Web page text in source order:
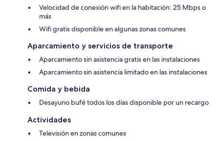
Velocidad de conexión wifi en la habitación: 25 Mbps o
más
Wifi gratis disponible en algunas zonas comunes
Aparcamiento y servicios de transporte
Aparcamiento sin asistencia gratis en las instalaciones
Aparcamiento sin asistencia limitado en las instalaciones
Comida y bebida
Desayuno bufé todos los días disponible por un recargo
Actividades
Televisión en zonas comunes